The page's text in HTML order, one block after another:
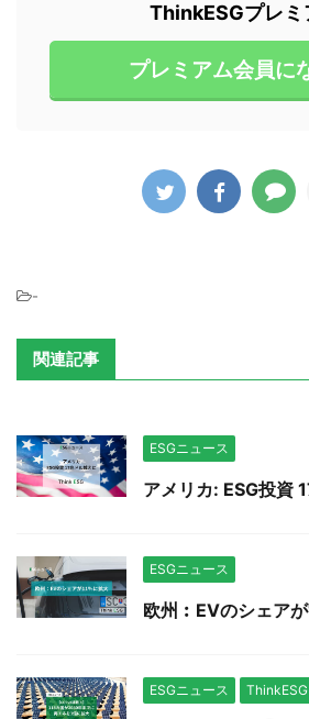
ThinkESGプレミ
プレミアム会員に
-
関連記事
ESGニュース
アメリカ: ESG投資
ESGニュース
欧州︰EVのシェア
ESGニュース